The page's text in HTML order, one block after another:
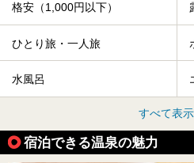
格安（1,000円以下）
ひとり旅・一人旅
水風呂
すべて表
宿泊できる温泉の魅力